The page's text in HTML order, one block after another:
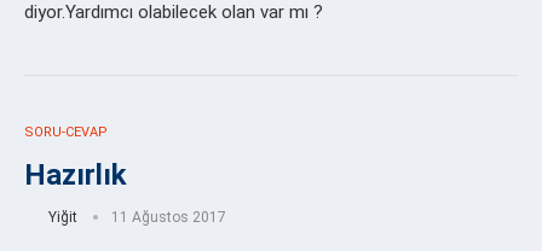
diyor.Yardımcı olabilecek olan var mı ?
SORU-CEVAP
Hazırlık
Yiğit 11 Ağustos 2017